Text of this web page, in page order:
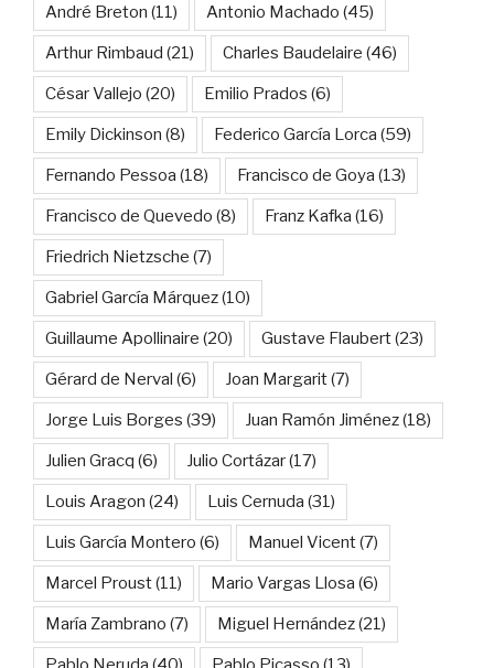
André Breton (11) Antonio Machado (45)
Arthur Rimbaud (21) Charles Baudelaire (46)
César Vallejo (20) Emilio Prados (6)
Emily Dickinson (8) Federico García Lorca (59)
Fernando Pessoa (18) Francisco de Goya (13)
Francisco de Quevedo (8) Franz Kafka (16)
Friedrich Nietzsche (7)
Gabriel García Márquez(10)
Guillaume Apollinaire (20) Gustave Flaubert(23)
Gérard de Nerval (6) Joan Margarit(7)
Jorge Luis Borges (39) Juan Ramón Jiménez(18)
Julien Gracq (6) Julio Cortázar(17)
Louis Aragon (24) Luis Cernuda (31)
Luis García Montero (6) Manuel Vicent(7)
Marcel Proust(11) Mario Vargas Llosa (6)
María Zambrano (7) Miguel Hernández(21)